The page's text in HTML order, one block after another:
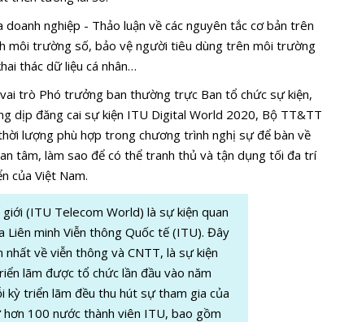
nghiệp - Thảo luận về các nguyên tắc cơ bản trên
môi trường số, bảo vệ người tiêu dùng trên môi trường
thác dữ liệu cá nhân…
trò Phó trưởng ban thường trực Ban tổ chức sự kiện,
dịp đăng cai sự kiện ITU Digital World 2020, Bộ TT&TT
lượng phù hợp trong chương trình nghị sự để bàn về
tâm, làm sao để có thể tranh thủ và tận dụng tối đa trí
của Việt Nam.
(ITU Telecom World) là sự kiện quan
minh Viễn thông Quốc tế (ITU). Đây
về viễn thông và CNTT, là sự kiện
lãm được tổ chức lần đầu vào năm
kỳ triển lãm đều thu hút sự tham gia của
100 nước thành viên ITU, bao gồm